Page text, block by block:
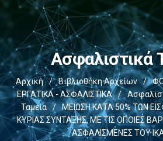
Ασφαλιστικά
Αρχική / Βιβλιοθήκη Αρχείων /
ΕΡΓΑΤΙΚΑ - ΑΣΦΑΛΙΣΤΙΚΑ
/
Ταμεία
/
ΜΕΙΩΣΗ ΚΑΤΑ 50% ΤΩΝ
ΚΥΡΙΑΣ ΣΥΝΤΑΞΗΣ, ΜΕ ΤΙΣ ΟΠΟΙΕΣ
ΑΣΦΑΛΙΣΜΕΝΕΣ ΤΟΥ